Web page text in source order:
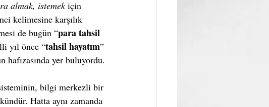
almak, istemek için
kelimesine karşılık
de bugün “para tahsil
yıl önce “tahsil hayatım”
hafızasında yer buluyordu.
bilgi merkezli bir
Hatta aynı zamanda